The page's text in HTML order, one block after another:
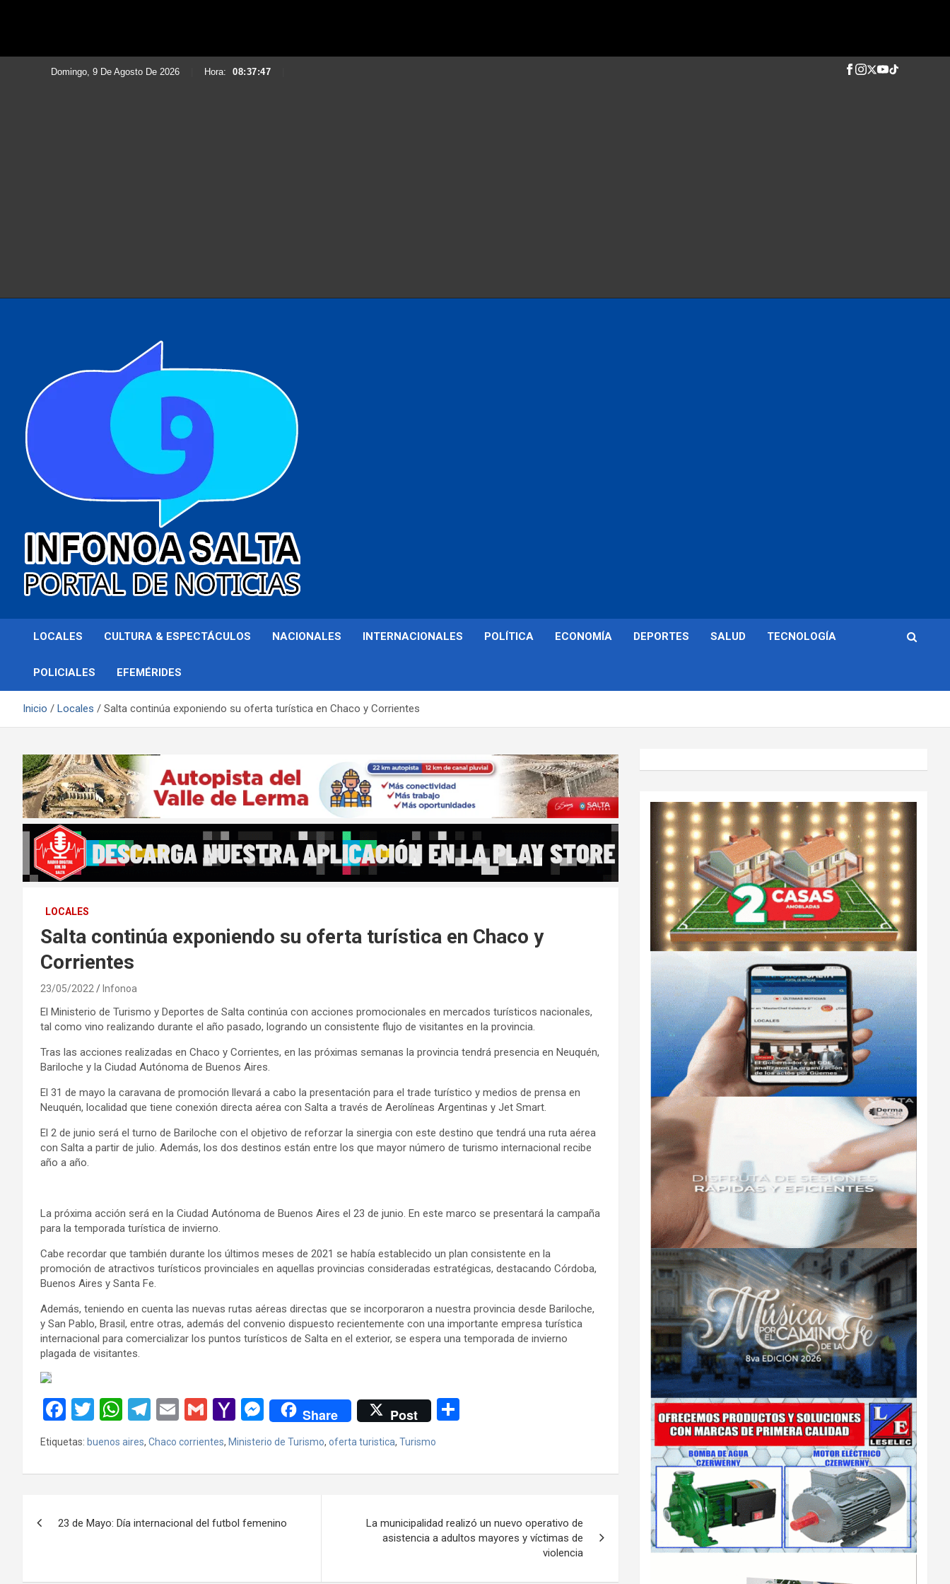
Domingo, 9 De Agosto De 2026 Hora: 08:37:49
Infonoa Salta
LOCALES CULTURA & ESPECTÁCULOS NACIONALES INTERNACIONALES POLÍTICA ECONOMÍA DEPORTES SALUD TECNOLOGÍA
POLICIALES EFEMÉRIDES
Inicio Locales Salta continúa exponiendo su oferta turística en Chaco y Corrientes
LOCALES
Salta continúa exponiendo su oferta turística en Chaco y
Corrientes
23/05/2022 Infonoa
El Ministerio de Turismo y Deportes de Salta continúa con acciones promocionales en mercados turísticos nacionales,
tal como vino realizando durante el año pasado, logrando un consistente flujo de visitantes en la provincia.
Tras las acciones realizadas en Chaco y Corrientes, en las próximas semanas la provincia tendrá presencia en Neuquén,
Bariloche y la Ciudad Autónoma de Buenos Aires.
El 31 de mayo la caravana de promoción llevará a cabo la presentación para el trade turístico y medios de prensa en
Neuquén, localidad que tiene conexión directa aérea con Salta a través de Aerolíneas Argentinas y Jet Smart.
El 2 de junio será el turno de Bariloche con el objetivo de reforzar la sinergia con este destino que tendrá una ruta aérea
con Salta a partir de julio. Además, los dos destinos están entre los que mayor número de turismo internacional recibe
año a año.
La próxima acción será en la Ciudad Autónoma de Buenos Aires el 23 de junio. En este marco se presentará la campaña
para la temporada turística de invierno.
Cabe recordar que también durante los últimos meses de 2021 se había establecido un plan consistente en la
promoción de atractivos turísticos provinciales en aquellas provincias consideradas estratégicas, destacando Córdoba,
Buenos Aires y Santa Fe.
Además, teniendo en cuenta las nuevas rutas aéreas directas que se incorporaron a nuestra provincia desde Bariloche,
y San Pablo, Brasil, entre otras, además del convenio dispuesto recientemente con una importante empresa turística
internacional para comercializar los puntos turísticos de Salta en el exterior, se espera una temporada de invierno
plagada de visitantes.
F
a
ce
b
o
T
tt
er
W
h
at
s
p
T
el
e
gr
m
E
m
ail
G
m
ail
Y
a
h
o
M
M
es
se
n
er
Share Post
p
tir
Etiquetas: buenos aires, Chaco corrientes, Ministerio de Turismo, oferta turistica, Turismo
23 de Mayo: Día internacional del futbol femenino
La municipalidad realizó un nuevo operativo de
asistencia a adultos mayores y víctimas de
violencia